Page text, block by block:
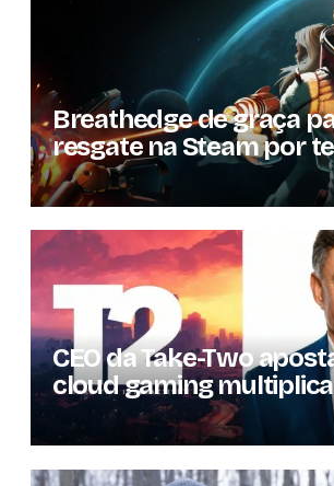
Breathedge de graça
resgate na Steam por
limitado
CEO da Take-Two
cloud gaming
mercado de jogos por
anos